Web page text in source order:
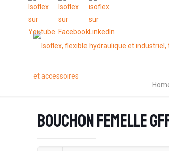
Bouchon femelle